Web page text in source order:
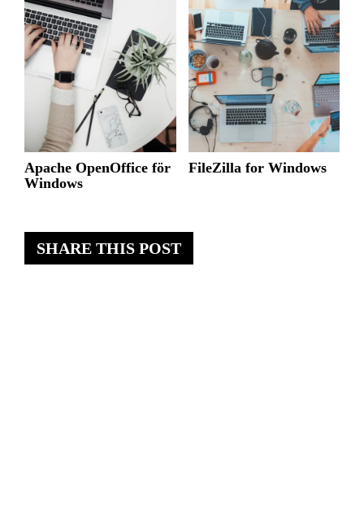
SHARE THIS POST
Apache OpenOffice för
Windows
FileZilla for Windows